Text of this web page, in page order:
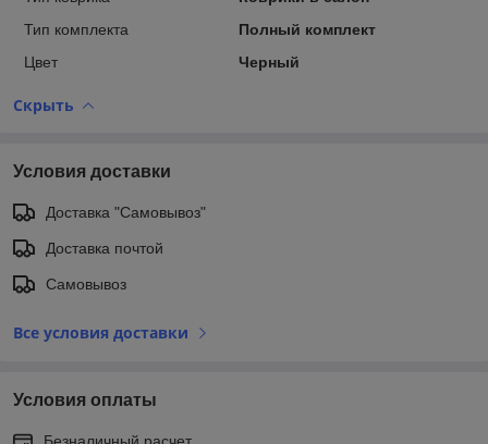
Тип комплекта
Полный комплект
Цвет
Черный
Скрыть
Условия доставки
Доставка "Самовывоз"
Доставка почтой
Самовывоз
Все условия доставки
Условия оплаты
Безналичный расчет